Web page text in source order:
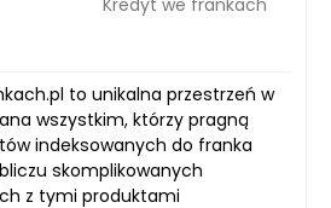
to unikalna przestrzeń w
wszystkim, którzy pragną
indeksowanych do franka
skomplikowanych
z tymi produktami